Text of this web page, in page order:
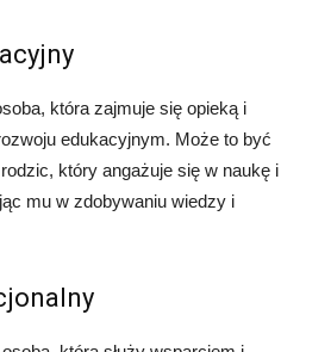
która zajmuje się opieką i
edukacyjnym. Może to być
który angażuje się w naukę i
mu w zdobywaniu wiedzy i